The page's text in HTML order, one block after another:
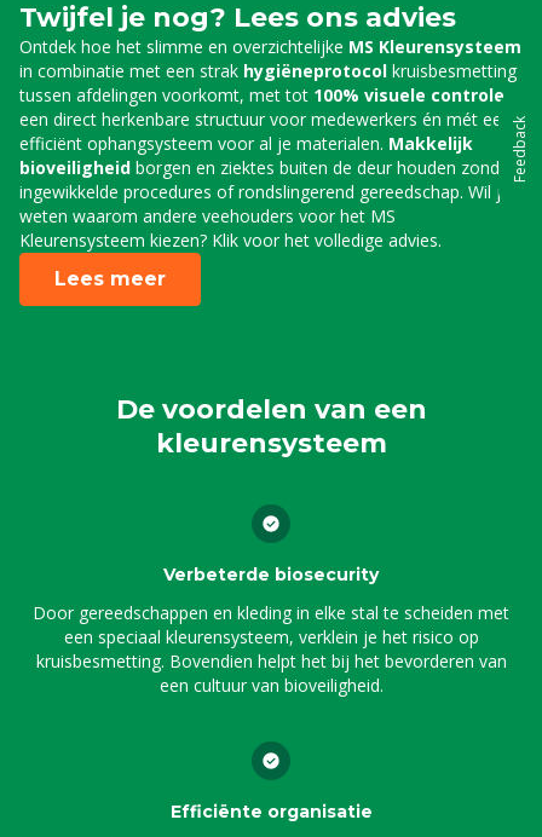
Twijfel je nog? Lees ons advies
Ontdek hoe het slimme en overzichtelijke MS Kleurensysteem
in combinatie met een strak hygiëneprotocol kruisbesmetting
tussen afdelingen voorkomt, met tot 100% visuele controle
een direct herkenbare structuur voor medewerkers én mét een
efficiënt ophangsysteem voor al je materialen. Makkelijk
bioveiligheid borgen en ziektes buiten de deur houden zonder
ingewikkelde procedures of rondslingerend gereedschap. Wil je
weten waarom andere veehouders voor het MS
Kleurensysteem kiezen? Klik voor het volledige advies.
Lees meer
De voordelen van een
kleurensysteem
Verbeterde biosecurity
Door gereedschappen en kleding in elke stal te scheiden met
een speciaal kleurensysteem, verklein je het risico op
kruisbesmetting. Bovendien helpt het bij het bevorderen van
een cultuur van bioveiligheid.
Efficiënte organisatie
Feedback